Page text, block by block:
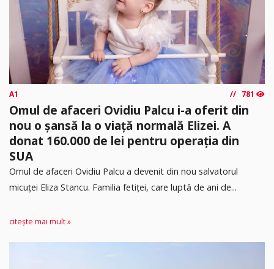
A1 781
Omul de afaceri Ovidiu Palcu i-a oferit din
nou o șansă la o viață normală Elizei. A
donat 160.000 de lei pentru operația din
SUA
Omul de afaceri Ovidiu Palcu a devenit din nou salvatorul
micuței Eliza Stancu. Familia fetiței, care luptă de ani de...
citește mai mult »